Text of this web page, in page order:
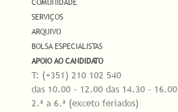
SERVIÇOS
ARQUIVO
BOLSA ESPECIALISTAS
APOIO AO CANDIDATO
T: (+351) 210 102 540
das 10.00 - 12.00 das 14.30 - 16.00
2.ª a 6.ª (exceto feriados)